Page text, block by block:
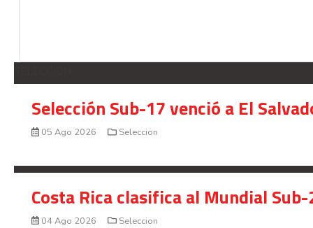
Selección Sub-17 venció a El
05 Ago 2026 Seleccion
Costa Rica clasifica al Mundial
04 Ago 2026 Seleccion